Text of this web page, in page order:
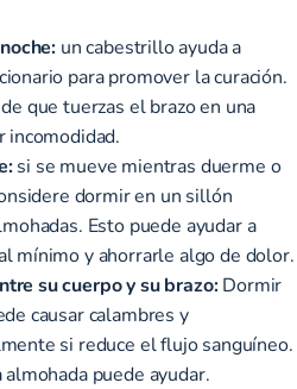
un cabestrillo ayuda a
para promover la curación.
que tuerzas el brazo en una
incomodidad.
si se mueve mientras duerme o
dormir en un sillón
Esto puede ayudar a
mínimo y ahorrarle algo de dolor.
su cuerpo y su brazo:Dormir
causar calambres y
si reduce el flujo sanguíneo.
puede ayudar.